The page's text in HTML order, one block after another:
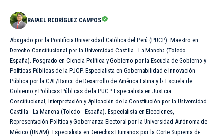
RAFAEL RODRÍGUEZ CAMPOS
Abogado por la Pontificia Universidad Católica del Perú (PUCP). Maestro en
Derecho Constitucional por la Universidad Castilla - La Mancha (Toledo -
España). Posgrado en Ciencia Política y Gobierno por la Escuela de Gobierno y
Políticas Públicas de la PUCP. Especialista en Gobernabilidad e Innovación
Pública por la CAF/Banco de Desarrollo de América Latina y la Escuela de
Gobierno y Políticas Públicas de la PUCP. Especialista en Justicia
Constitucional, Interpretación y Aplicación de la Constitución por la Universidad
Castilla - La Mancha (Toledo - España). Especialista en Elecciones,
Representación Política y Gobernanza Electoral por la Universidad Autónoma de
México (UNAM). Especialista en Derechos Humanos por la Corte Suprema de